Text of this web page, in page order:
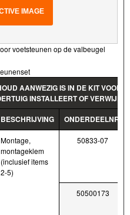
IMAGE
voetsteunen op de valbeugel
AANWEZIG IS IN DE KIT
INSTALLEERT OF
BESCHRIJVING ONDERDEELNR.
Montage,
montageklem
(inclusief items
2-5)
50833-07
50500173